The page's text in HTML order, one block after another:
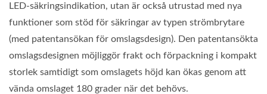
LED-säkringsindikation, utan är också utrustad med nya
funktioner som stöd för säkringar av typen strömbrytare
(med patentansökan för omslagsdesign). Den patentansökta
omslagsdesignen möjliggör frakt och förpackning i kompakt
storlek samtidigt som omslagets höjd kan ökas genom att
vända omslaget 180 grader när det behövs.